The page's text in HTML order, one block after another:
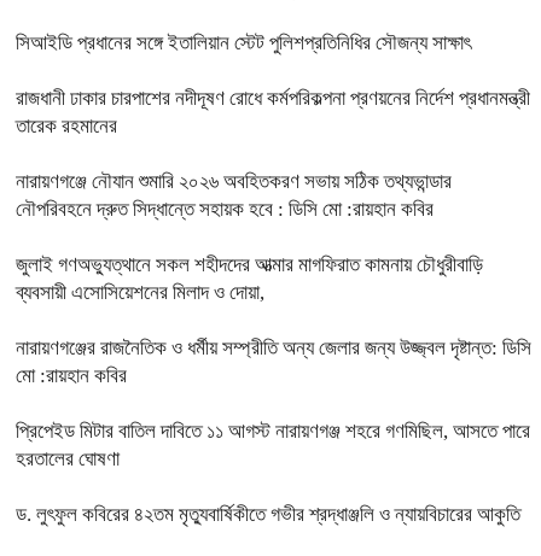
সিআইডি প্রধানের সঙ্গে ইতালিয়ান স্টেট পুলিশপ্রতিনিধির সৌজন্য সাক্ষাৎ
রাজধানী ঢাকার চারপাশের নদীদূষণ রোধে কর্মপরিকল্পনা প্রণয়নের নির্দেশ প্রধানমন্ত্রী
তারেক রহমানের
নারায়ণগঞ্জে নৌযান শুমারি ২০২৬ অবহিতকরণ সভায় সঠিক তথ্যভান্ডার
নৌপরিবহনে দ্রুত সিদ্ধান্তে সহায়ক হবে : ডিসি মো :রায়হান কবির
জুলাই গণঅভ্যুত্থানে সকল শহীদদের আত্মার মাগফিরাত কামনায় চৌধুরীবাড়ি
ব্যবসায়ী এসোসিয়েশনের মিলাদ ও দোয়া,
নারায়ণগঞ্জের রাজনৈতিক ও ধর্মীয় সম্প্রীতি অন্য জেলার জন্য উজ্জ্বল দৃষ্টান্ত: ডিসি
মো :রায়হান কবির
প্রিপেইড মিটার বাতিল দাবিতে ১১ আগস্ট নারায়ণগঞ্জ শহরে গণমিছিল, আসতে পারে
হরতালের ঘোষণা
ড. লুৎফুল কবিরের ৪২তম মৃত্যুবার্ষিকীতে গভীর শ্রদ্ধাঞ্জলি ও ন্যায়বিচারের আকুতি